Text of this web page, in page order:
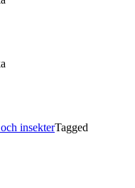
insekterTagged